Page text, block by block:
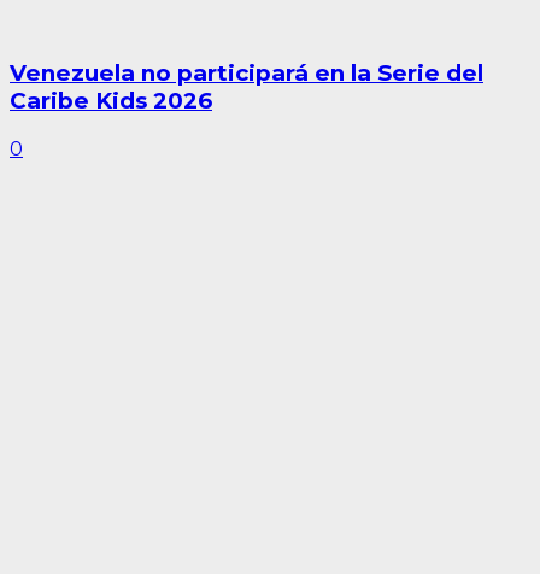
Venezuela no participará en la Serie del
Caribe Kids 2026
0